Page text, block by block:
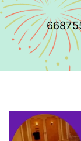
مدينة جابر 66875552